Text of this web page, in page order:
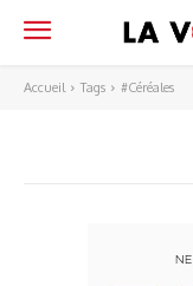
Accueil Tags #Céréales